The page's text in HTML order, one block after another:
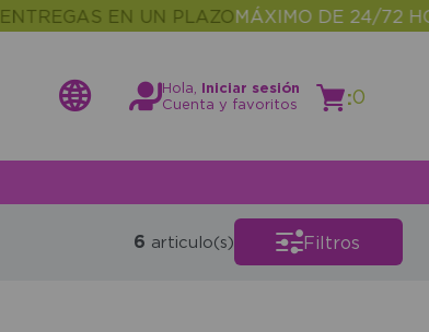
EN UN PLAZOMÁXIMO DE 24/72
Hola,
Iniciar sesión
Cuenta y favoritos
:0
6 articulo(s) Filtros